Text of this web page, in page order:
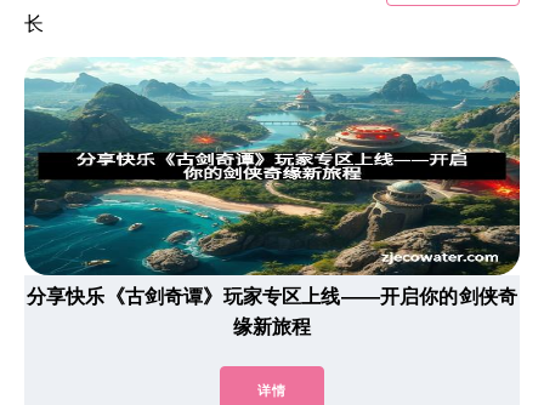
长
分享快乐《古剑奇谭》玩家专区上线——开启你的剑侠奇
缘新旅程
详情